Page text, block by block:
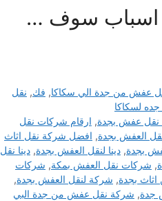
اسباب سوف …
عفش من جدة الي سكاكا, فك, نقل
لسكاكا
عفش بجدة, ارقام شركات نقل
العفش بجدة, افضل شركة نقل اثاث
بجدة, دينا لنقل العفش بجدة, دينا نقل
, شركات نقل العفش بمكة, شركات
بجدة, شركة لنقل العفش بجدة,
جدة, شركة نقل عفش من جدة البي